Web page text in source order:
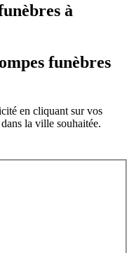
à
funèbres
en cliquant sur vos
la ville souhaitée.